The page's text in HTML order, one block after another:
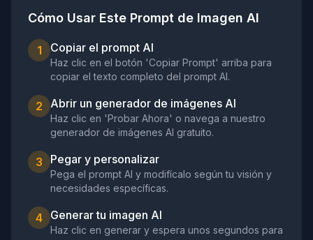
Cómo Usar Este Prompt de Imagen AI
1 Copiar el prompt AI
Haz clic en el botón 'Copiar Prompt' arriba para
copiar el texto completo del prompt AI.
2 Abrir un generador de imágenes AI
Haz clic en 'Probar Ahora' o navega a nuestro
generador de imágenes AI gratuito.
3 Pegar y personalizar
Pega el prompt AI y modifícalo según tu visión y
necesidades específicas.
4 Generar tu imagen AI
Haz clic en generar y espera unos segundos para